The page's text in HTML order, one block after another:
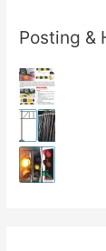
Posting &